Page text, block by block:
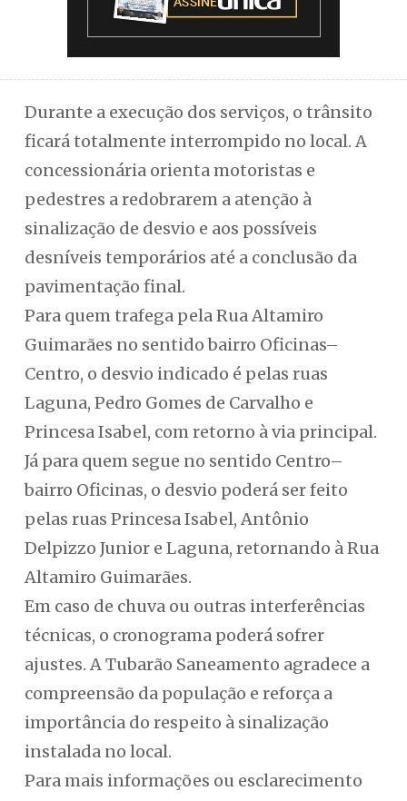
Durante a execução dos serviços, o trânsito
ficará totalmente interrompido no local. A
concessionária orienta motoristas e
pedestres a redobrarem a atenção à
sinalização de desvio e aos possíveis
desníveis temporários até a conclusão da
pavimentação final.
Para quem trafega pela Rua Altamiro
Guimarães no sentido bairro Oficinas–
Centro, o desvio indicado é pelas ruas
Laguna, Pedro Gomes de Carvalho e
Princesa Isabel, com retorno à via principal.
Já para quem segue no sentido Centro–
bairro Oficinas, o desvio poderá ser feito
pelas ruas Princesa Isabel, Antônio
Delpizzo Junior e Laguna, retornando à Rua
Altamiro Guimarães.
Em caso de chuva ou outras interferências
técnicas, o cronograma poderá sofrer
ajustes. A Tubarão Saneamento agradece a
compreensão da população e reforça a
importância do respeito à sinalização
instalada no local.
Para mais informações ou esclarecimento